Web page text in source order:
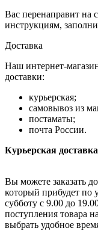
Вас перенаправит на
инструкциям,
Доставка
Наш интернет-
доставки:
курьерская;
самовывоз из
постаматы;
почта России.
Курьерская
Вы можете заказать
который прибудет по
субботу с 9.00 до
поступления товара
выбрать удобное